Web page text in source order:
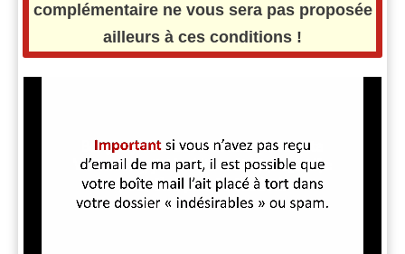
complémentaire ne vous sera pas proposée
ailleurs à ces conditions !